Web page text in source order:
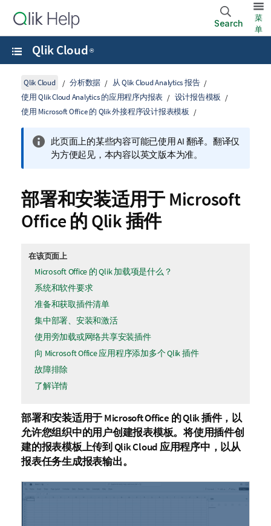
Search
菜
单
Qlik Cloud ®
Qlik Cloud 分析数据
从 Qlik Cloud Analytics 报告
使用 Qlik Cloud Analytics 的应用程序内报表
设计报告模板
使用 Microsoft Office 的 Qlik 外接程序设计报表模板
此页面上的某些内容可能已使用 AI 翻译。翻译仅
为方便起见，本内容以英文版本为准。
部署和安装适用于 Microsoft
Office 的 Qlik插件
在该页面上
Microsoft Office 的 Qlik 加载项是什么？
系统和软件要求
准备和获取插件清单
集中部署、安装和激活
使用旁加载或网络共享安装插件
向 Microsoft Office 应用程序添加多个 Qlik 插件
故障排除
了解详情
部署和安装适用于Microsoft Office 的Qlik插件，以
允许您组织中的用户创建报表模板。将使用插件创
建的报表模板上传到 Qlik Cloud应用程序中，以从
报表任务生成报表输出。